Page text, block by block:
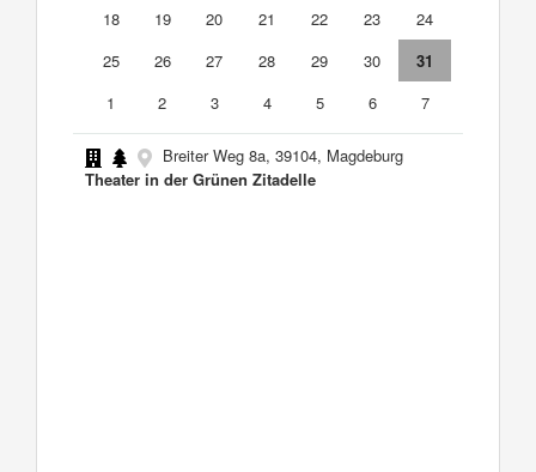
18
19 20 21 22 23
24
25
26 27 28 29 30
31
1
2 3 4 5 6 7
Breiter Weg 8a, 39104, Magdeburg
Theater in der Grünen Zitadelle